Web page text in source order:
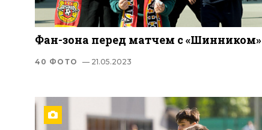
Фан-зона перед матчем с «Шинником»
40 ФОТО — 21.05.2023